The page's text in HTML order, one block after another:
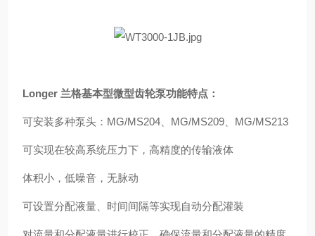
Longer 兰格基本型微型齿轮泵功能特点：
可安装多种泵头：MG/MS204、MG/MS209、MG/MS213
可实现在较高系统压力下，高精度的传输液体
体积小，低噪音，无脉动
可设置分配液量、时间间隔等实现自动分配灌装